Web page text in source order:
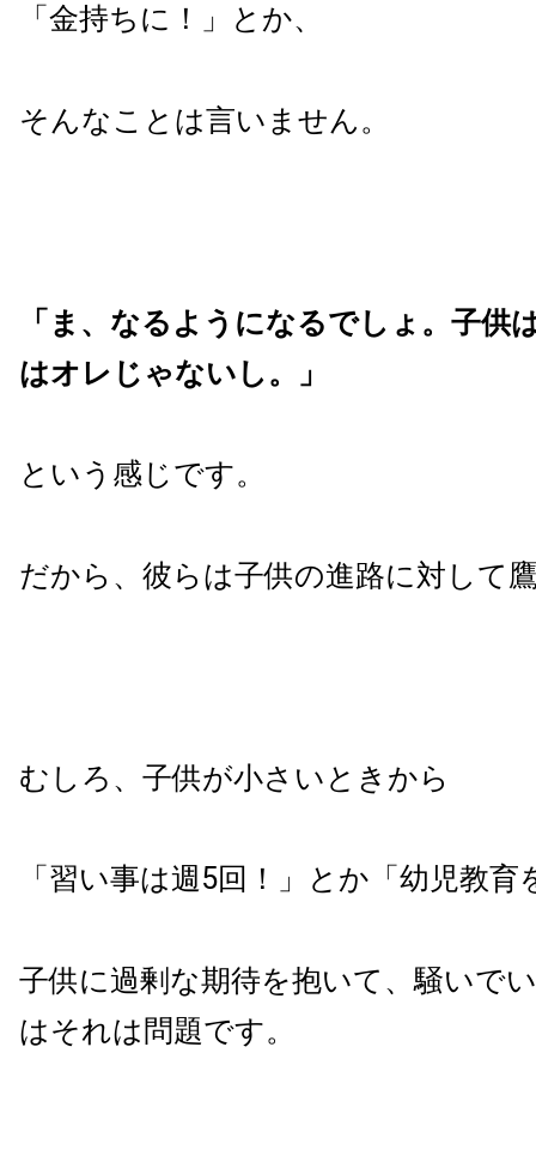
「金持ちに！」とか、
そんなことは言いません。
「ま、なるようになるでしょ。子供
はオレじゃないし。」
という感じです。
だから、彼らは子供の進路に対して
むしろ、子供が小さいときから
「習い事は週5回！」とか「幼児教育
子供に過剰な期待を抱いて、騒いで
はそれは問題です。